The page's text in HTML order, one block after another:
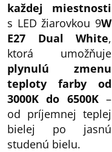
každej miestnosti
s LED žiarovkou 9W
E27 Dual White,
ktorá umožňuje
plynulú zmenu
teploty farby od
3000K do 6500K–
od príjemnej teplej
bielej po jasnú
studenú bielu.